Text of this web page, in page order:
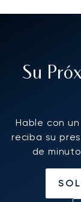
Su
Hable con
reciba su
de